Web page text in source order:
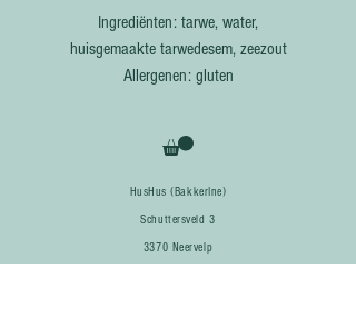
Ingrediënten: tarwe, water,
huisgemaakte tarwedesem, zeezout
Allergenen: gluten
HusHus (BakkerIne)
Schuttersveld 3
3370 Neervelp